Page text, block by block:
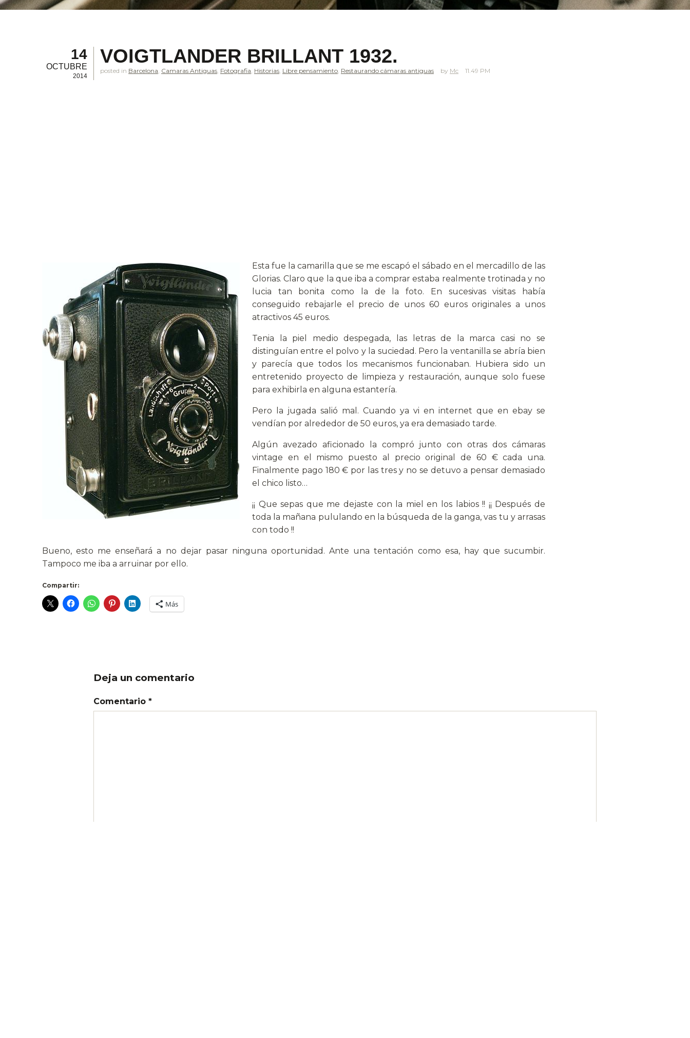
14
OCTUBRE
2014
VOIGTLANDER BRILLANT 1932.
posted in Barcelona Camaras Antiguas Fotografia Historias Libre pensamiento Restaurando cámaras antiguas Mc 11.49 PM
Esta fue la camarilla que se me escapó el sábado en el mercadillo de las
Glorias. Claro que la que iba a comprar estaba realmente trotinada y no
lucia tan bonita como la de la foto. En sucesivas visitas había
conseguido rebajarle el precio de unos 60 euros originales a unos
atractivos 45 euros.
Tenia la piel medio despegada, las letras de la marca casi no se
distinguían entre el polvo y la suciedad. Pero la ventanilla se abría bien
y parecía que todos los mecanismos funcionaban. Hubiera sido un
entretenido proyecto de limpieza y restauración, aunque solo fuese
para exhibirla en alguna estantería.
Pero la jugada salió mal. Cuando ya vi en internet que en ebay se
vendían por alrededor de 50 euros, ya era demasiado tarde.
Algún avezado aficionado la compró junto con otras dos cámaras
vintage en el mismo puesto al precio original de 60 € cada una.
Finalmente pago 180 € por las tres y no se detuvo a pensar demasiado
el chico listo…
¡¡ Que sepas que me dejaste con la miel en los labios !! ¡¡ Después de
toda la mañana pululando en la búsqueda de la ganga, vas tu y arrasas
con todo !!
Bueno, esto me enseñará a no dejar pasar ninguna oportunidad. Ante una tentación como esa, hay que sucumbir.
Tampoco me iba a arruinar por ello.
Compartir:
Más
Deja un comentario
Comentario *